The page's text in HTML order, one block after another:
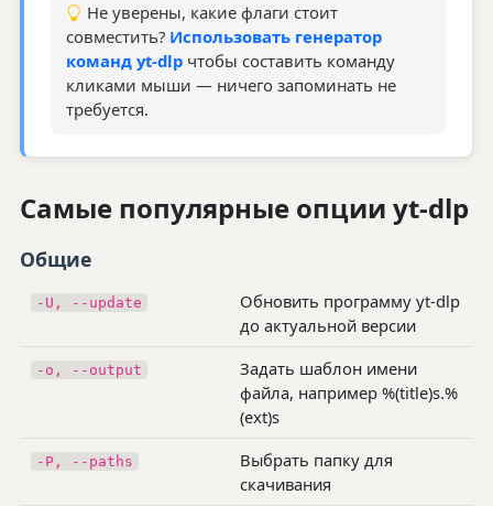
Не уверены, какие флаги стоит
совместить? Использовать генератор
команд yt-dlp чтобы составить команду
кликами мыши — ничего запоминать не
требуется.
Самые популярные опции yt-dlp
Общие
-U, --update
Обновить программу yt-dlp
до актуальной версии
-o, --output
Задать шаблон имени
файла, например %(title)s.%
(ext)s
-P, --paths
Выбрать папку для
скачивания